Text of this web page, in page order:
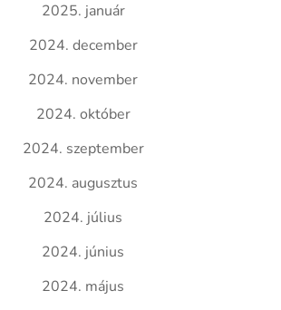
2025. január
2024. december
2024. november
2024. október
2024. szeptember
2024. augusztus
2024. július
2024. június
2024. május